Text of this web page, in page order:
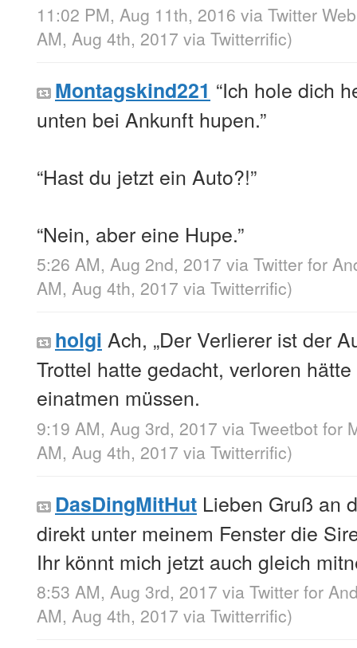
11:02 PM, Aug 11th, 2016 via Twitter
AM, Aug 4th, 2017 via Twitterrific)
Montagskind221 “Ich hole dich
unten bei Ankunft hupen.”
“Hast du jetzt ein Auto?!”
“Nein, aber eine Hupe.”
5:26 AM, Aug 2nd, 2017 via Twitter for
AM, Aug 4th, 2017 via Twitterrific)
holgi Ach, „Der Verlierer ist der
Trottel hatte gedacht, verloren
einatmen müssen.
9:19 AM, Aug 3rd, 2017 via Tweetbot for
AM, Aug 4th, 2017 via Twitterrific)
DasDingMitHut Lieben Gruß an
direkt unter meinem Fenster die
Ihr könnt mich jetzt auch gleich
8:53 AM, Aug 3rd, 2017 via Twitter for
AM, Aug 4th, 2017 via Twitterrific)